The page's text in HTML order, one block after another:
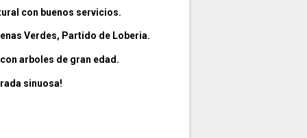
con buenos servicios.
Verdes, Partido de Loberia.
arboles de gran edad.
sinuosa!